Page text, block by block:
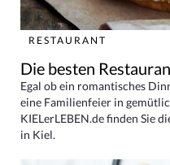
RESTAURANT
Die besten
Egal ob ein romantisches
eine Familienfeier in
KIELerLEBEN.de finden Sie
in Kiel.